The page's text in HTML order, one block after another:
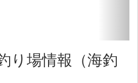
り場情報（海釣